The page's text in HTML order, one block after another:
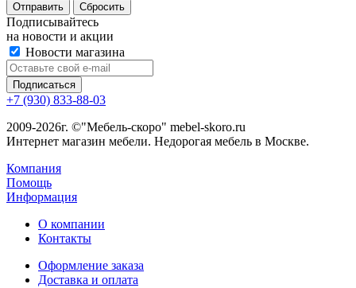
Сбросить
Подписывайтесь
на новости и акции
Новости магазина
+7 (930) 833-88-03
2009-2026г. ©"Мебель-скоро" mebel-skoro.ru
Интернет магазин мебели. Недорогая мебель в Москве.
Компания
Помощь
Информация
О компании
Контакты
Оформление заказа
Доставка и оплата